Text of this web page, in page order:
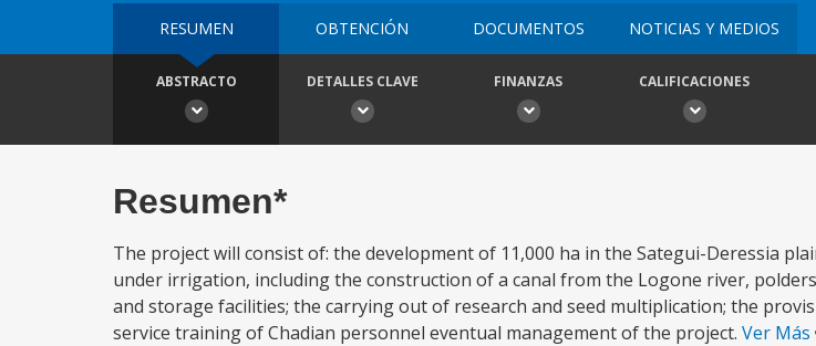
RESUMEN OBTENCIÓN DOCUMENTOS NOTICIAS Y MEDIOS
ABSTRACTO DETALLES CLAVE FINANZAS CALIFICACIONES
Resumen*
The project will consist of: the development of 11,000 ha in the Sategui-Deressia
under irrigation, including the construction of a canal from the Logone river,
and storage facilities; the carrying out of research and seed multiplication; the
service training of Chadian personnel eventual management of the project. Ver Más